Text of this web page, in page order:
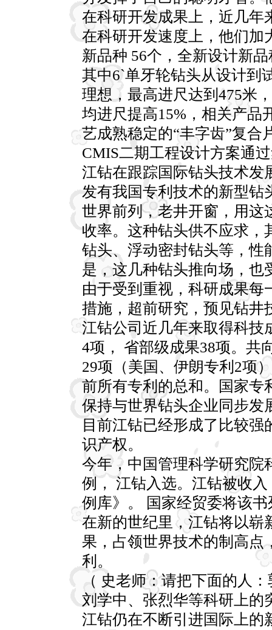
在科研开发成果上，近几年
在科研开发速度上，他们加
新品种 56个，全新设计新
其中6`单牙轮钻头从设计到
理想，最高进尺达到475米
均进尺提高15%，相关产品
艺成熟稳定的“丰字齿”复合
CMIS二期工程设计方案通
江钻在跟踪国际钻头技术发
发有我国专利技术的新型钻
世界前列，老井开窗，用这
收率。这种钻头供不应求，
钻头、浮动密封钻头等，性
是，这几种钻头推向场，也
由于受到重视，科研成果每
措施，超前研究，预见钻井
江钻公司近几年来取得科技
4项， 省部级成果38项。共
29项（美国、伊朗专利2项
前所有专利的总和。国家专
保持与世界钻头企业同步发
目前江钻已经形成了比较
识产权。
今年，中国管理科学研究院
例， 江钻入选。江钻被收
例库》。 国家经贸委将该
在新的世纪里，江钻将以崭
果，占领世界技术的制高点
利。
（ 史老师：请把下面的人
刘学中、张烈华等科研上的
江钻仍在不断引进国际上的